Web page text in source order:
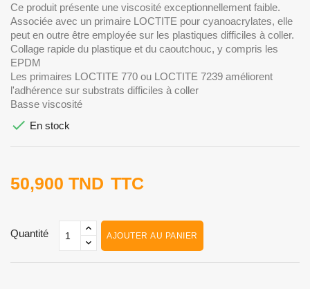
Ce produit présente une viscosité exceptionnellement faible.
Associée avec un primaire LOCTITE pour cyanoacrylates, elle
peut en outre être employée sur les plastiques difficiles à coller.
Collage rapide du plastique et du caoutchouc, y compris les
EPDM
Les primaires LOCTITE 770 ou LOCTITE 7239 améliorent
l'adhérence sur substrats difficiles à coller
Basse viscosité
 En stock
50,900 TND TTC
Quantité AJOUTER AU PANIER